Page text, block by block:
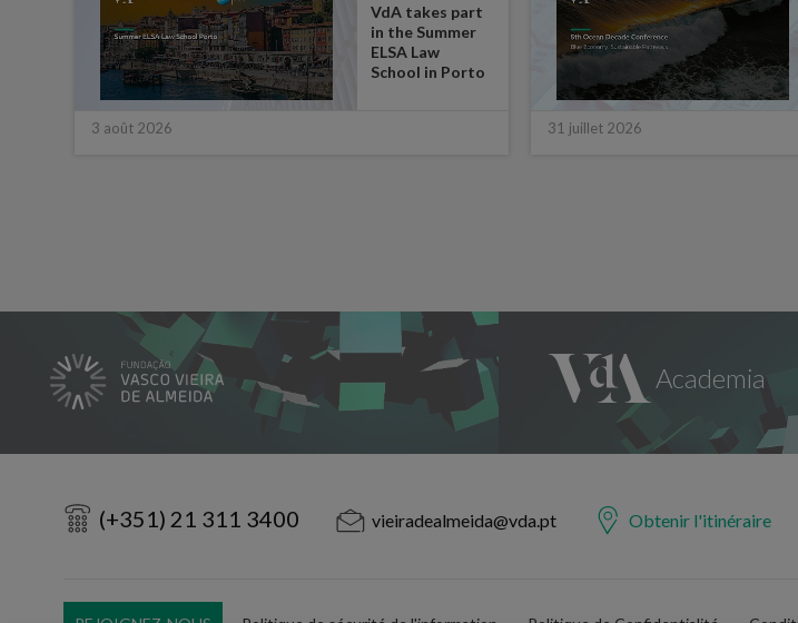
VdA takes part
in the Summer
ELSA Law
School in Porto
3 août 2026 31 juillet 2026
(+351) 21 311 3400 vieiradealmeida@vda.pt Obtenir l'itinéraire